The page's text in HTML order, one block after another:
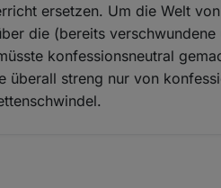
ersetzen. Um die Welt
die (bereits
konfessionsneutral
überall streng nur von